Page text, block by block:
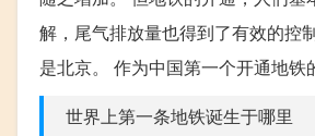
解，尾气排放量也得到了有效的控
是北京。 作为中国第一个开通地铁
世界上第一条地铁诞生于哪里